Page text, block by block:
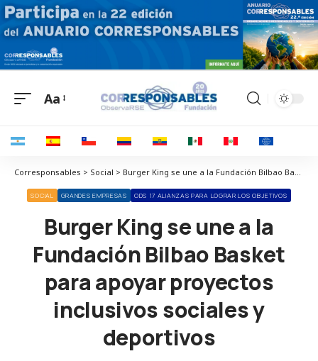
Aa
Corresponsables > Social > Burger King se une a la Fundación Bilbao Basket para apoyar proyectos inclusivos sociales y deportivos
SOCIAL GRANDES EMPRESAS ODS 17 ALIANZAS PARA LOGRAR LOS OBJETIVOS
Burger King se une a la
Fundación Bilbao Basket
para apoyar proyectos
inclusivos sociales y
deportivos